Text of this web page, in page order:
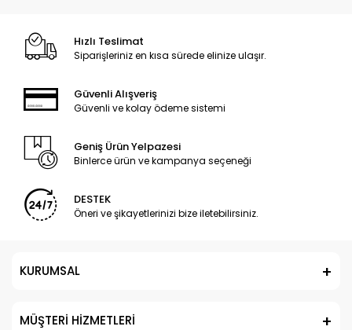
Hızlı Teslimat
Siparişleriniz en kısa sürede elinize ulaşır.
Güvenli Alışveriş
Güvenli ve kolay ödeme sistemi
Geniş Ürün Yelpazesi
Binlerce ürün ve kampanya seçeneği
DESTEK
Öneri ve şikayetlerinizi bize iletebilirsiniz.
KURUMSAL
MÜŞTERİ HİZMETLERİ